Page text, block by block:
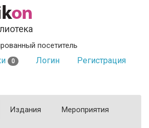
посетитель
0 Логин Регистрация
Издания Мероприятия